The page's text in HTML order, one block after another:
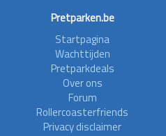
Pretparken.be
Startpagina
Wachttijden
Pretparkdeals
Over ons
Forum
Rollercoasterfriends
Privacy disclaimer